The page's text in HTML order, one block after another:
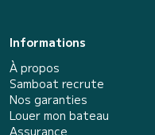
Informations
À propos
Samboat recrute
Nos garanties
Louer mon bateau
Assurance